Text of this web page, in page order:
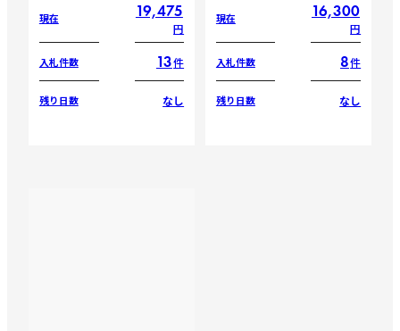
現在 19,475
円
入札件数 13件
残り日数 なし
現在 16,300
円
入札件数 8件
残り日数 なし